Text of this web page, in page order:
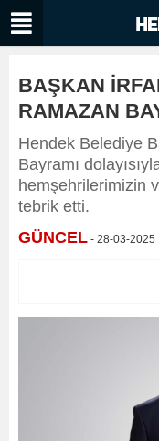
BAŞKAN
RAMAZAN
Hendek Belediye
Bayramı
hemşehrilerimizin
tebrik etti.
GÜNCEL - 28-03-2025